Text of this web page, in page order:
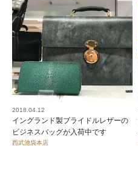
2018.04.12
イングランド製ブライドルレザーの
ビジネスバッグが入荷中です
西武池袋本店